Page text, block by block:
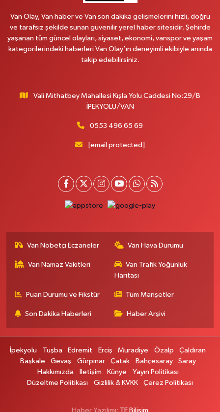
Van Olay, Van haber ve Van son dakika gelişmelerini hızlı, doğru
ve tarafsız şekilde sunan güvenilir yerel haber sitesidir. Şehirde
yaşanan tüm güncel olayları, siyaset, ekonomi, vanspor ve yaşam
kategorilerindeki haberleri Van Olay’ın deneyimli ekibiyle anında
takip edebilirsiniz.
Vali Mithatbey Mahallesi Kışla Yolu Caddesi No:29/B
İPEKYOLU/VAN
0553 496 65 69
[email protected]
Van Nöbetçi Eczaneler Van Hava Durumu
Van Namaz Vakitleri
Van Trafik Yoğunluk
Haritası
Puan Durumu ve Fikstür Tüm Manşetler
Son Dakika Haberleri Haber Arşivi
İpekyolu Tuşba Edremit Erciş Muradiye Özalp
Çaldıran
Başkale
Gevaş Gürpınar Çatak Bahçesaray
Saray
Hakkımızda
İletişim Künye
Yayın Politikası
Düzeltme Politikası
Gizlilik & KVKK Çerez Politikası
Haber Yazılımı: TE Bilişim